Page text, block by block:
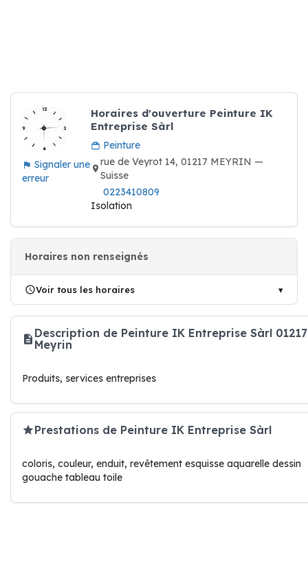
Signaler une
erreur
Horaires d'ouverture Peinture IK
Entreprise Sàrl
Peinture
rue de Veyrot 14, 01217 MEYRIN —
Suisse
0223410809
Isolation
Horaires non renseignés
Voir tous les horaires
Description de Peinture IK Entreprise Sàrl 01217
Meyrin
Produits, services entreprises
Prestations de Peinture IK Entreprise Sàrl
coloris, couleur, enduit, revêtement esquisse aquarelle dessin
gouache tableau toile